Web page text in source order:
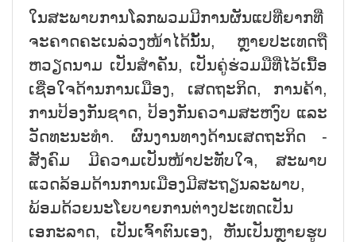
ໃນສະພາບການໂລກພວມມີການຜັນແປທີ່ຍາກທີ່
ຈະຄາດຄະເນລ່ວງໜ້າໄດ້ນັ້ນ, ຫຼາຍປະເທດຖື
ຫວຽດນາມ ເປັນສຳຄັນ, ເປັນຄູ່ຮ່ວມມືທີ່ໄວ້ເນື້ອ
ເຊື່ອໃຈດ້ານການເມືອງ, ເສດຖະກິດ, ການຄ້າ,
ການປ້ອງກັນຊາດ, ປ້ອງກັນຄວາມສະຫງົບ ແລະ
ວັດທະນະທຳ. ຜົນງານທາງດ້ານເສດຖະກິດ -
ສັງຄົມ ມີຄວາມເປັນໜ້າປະທັບໃຈ, ສະພາບ
ແວດລ້ອມດ້ານການເມືອງມີສະຖຽນລະພາບ,
ພ້ອມດ້ວຍນະໂຍບາຍການຕ່າງປະເທດເປັນ
ເອກະລາດ, ເປັນເຈົ້າຕົນເອງ, ຫັນເປັນຫຼາຍຮູບ